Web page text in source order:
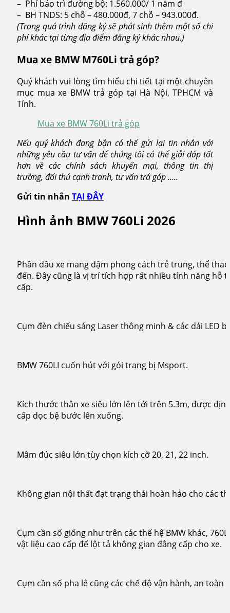
– Phí bảo trì đường bộ: 1.560.000/ 1 năm đ
– BH TNDS: 5 chỗ – 480.000đ, 7 chỗ – 943.000đ.
(Trong quá trình đăng ký sẽ phát sinh thêm một số chi
phí khác tại từng địa điểm đăng ký khác nhau.)
Mua xe BMW M760Li trả góp?
Quý khách vui lòng tìm hiểu chi tiết tại một chuyên
mục mua xe BMW trả góp tại Hà Nội, TPHCM và
Tỉnh.
Mua xe BMW 760Li trả góp
Nếu quý khách đang bận có thể gửi lại tin nhắn với
những yêu cầu tư vấn để chúng tôi có thể giải đáp tốt
hơn về các chính sách khuyến mại, thông tin thị
trường, đối thủ cạnh tranh, tư vấn trả góp …..
Gửi tin nhắn TẠI ĐÂY
Hình ảnh BMW 760Li 2026
Phần đầu xe mang đậm phong cách trẻ trung, thể
đến. Đây cũng là vị trí tích hợp rất nhiều tính năng hỗ
cấp.
Cụm đèn chiếu sáng Laser thông minh & các dải LED
BMW 760LI cuốn hút với gói trang bị Msport.
Kích thước thân xe siêu lớn lên tới trên 5.3m, được
cấp dọc bệ bước lên xuống.
Mâm đúc siêu lớn tùy chọn kích cỡ 20, 21, 22 inch.
Không gian nội thất đạt trạng thái hoàn hảo cho các
Cụm cần số giống như trên các thế hệ BMW khác,
vật liệu cao cấp để lột tả không gian đẳng cấp cho xe.
Cụm cần số pha lê cũng các chế độ vận hành, an toàn